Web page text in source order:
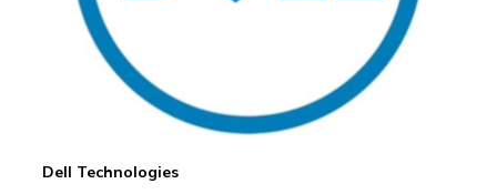
Dell Technologies